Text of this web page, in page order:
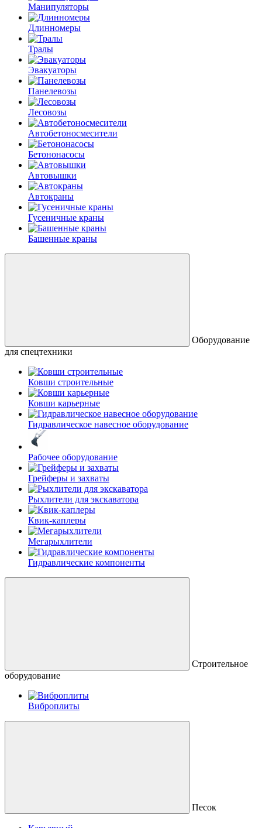
Манипуляторы
Длинномеры
Тралы
Эвакуаторы
Панелевозы
Лесовозы
Автобетоно­смесители
Бетононасосы
Автовышки
Автокраны
Гусеничные краны
Башенные краны
Оборудование
для спецтехники
Ковши строительные
Ковши карьерные
Гидравлическое навесное оборудование
Рабочее оборудование
Грейферы и захваты
Рыхлители для экскаватора
Квик-каплеры
Мегарыхлители
Гидравлические компоненты
Строительное
оборудование
Виброплиты
Песок